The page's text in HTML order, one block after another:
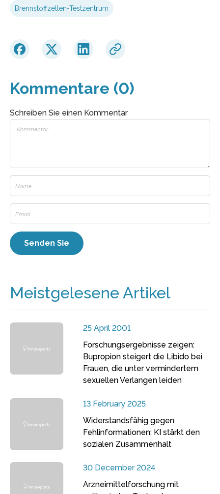
Brennstoffzellen-Testzentrum
Kommentare (0)
Schreiben Sie einen Kommentar
Meistgelesene Artikel
25 April 2001
Forschungsergebnisse zeigen:
Bupropion steigert die Libido bei
Frauen, die unter vermindertem
sexuellen Verlangen leiden
13 February 2025
Widerstandsfähig gegen
Fehlinformationen: KI stärkt den
sozialen Zusammenhalt
30 December 2024
Arzneimittelforschung mit